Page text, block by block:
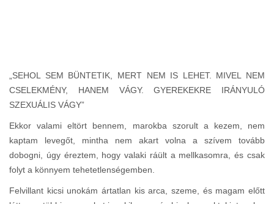
„SEHOL SEM BÜNTETIK, MERT NEM IS LEHET. MIVEL NEM
CSELEKMÉNY, HANEM VÁGY. GYEREKEKRE IRÁNYULÓ
SZEXUÁLIS VÁGY”
Ekkor valami eltört bennem, marokba szorult a kezem, nem
kaptam levegőt, mintha nem akart volna a szívem tovább
dobogni, úgy éreztem, hogy valaki ráült a mellkasomra, és csak
folyt a könnyem tehetetlenségemben.
Felvillant kicsi unokám ártatlan kis arca, szeme, és magam előtt